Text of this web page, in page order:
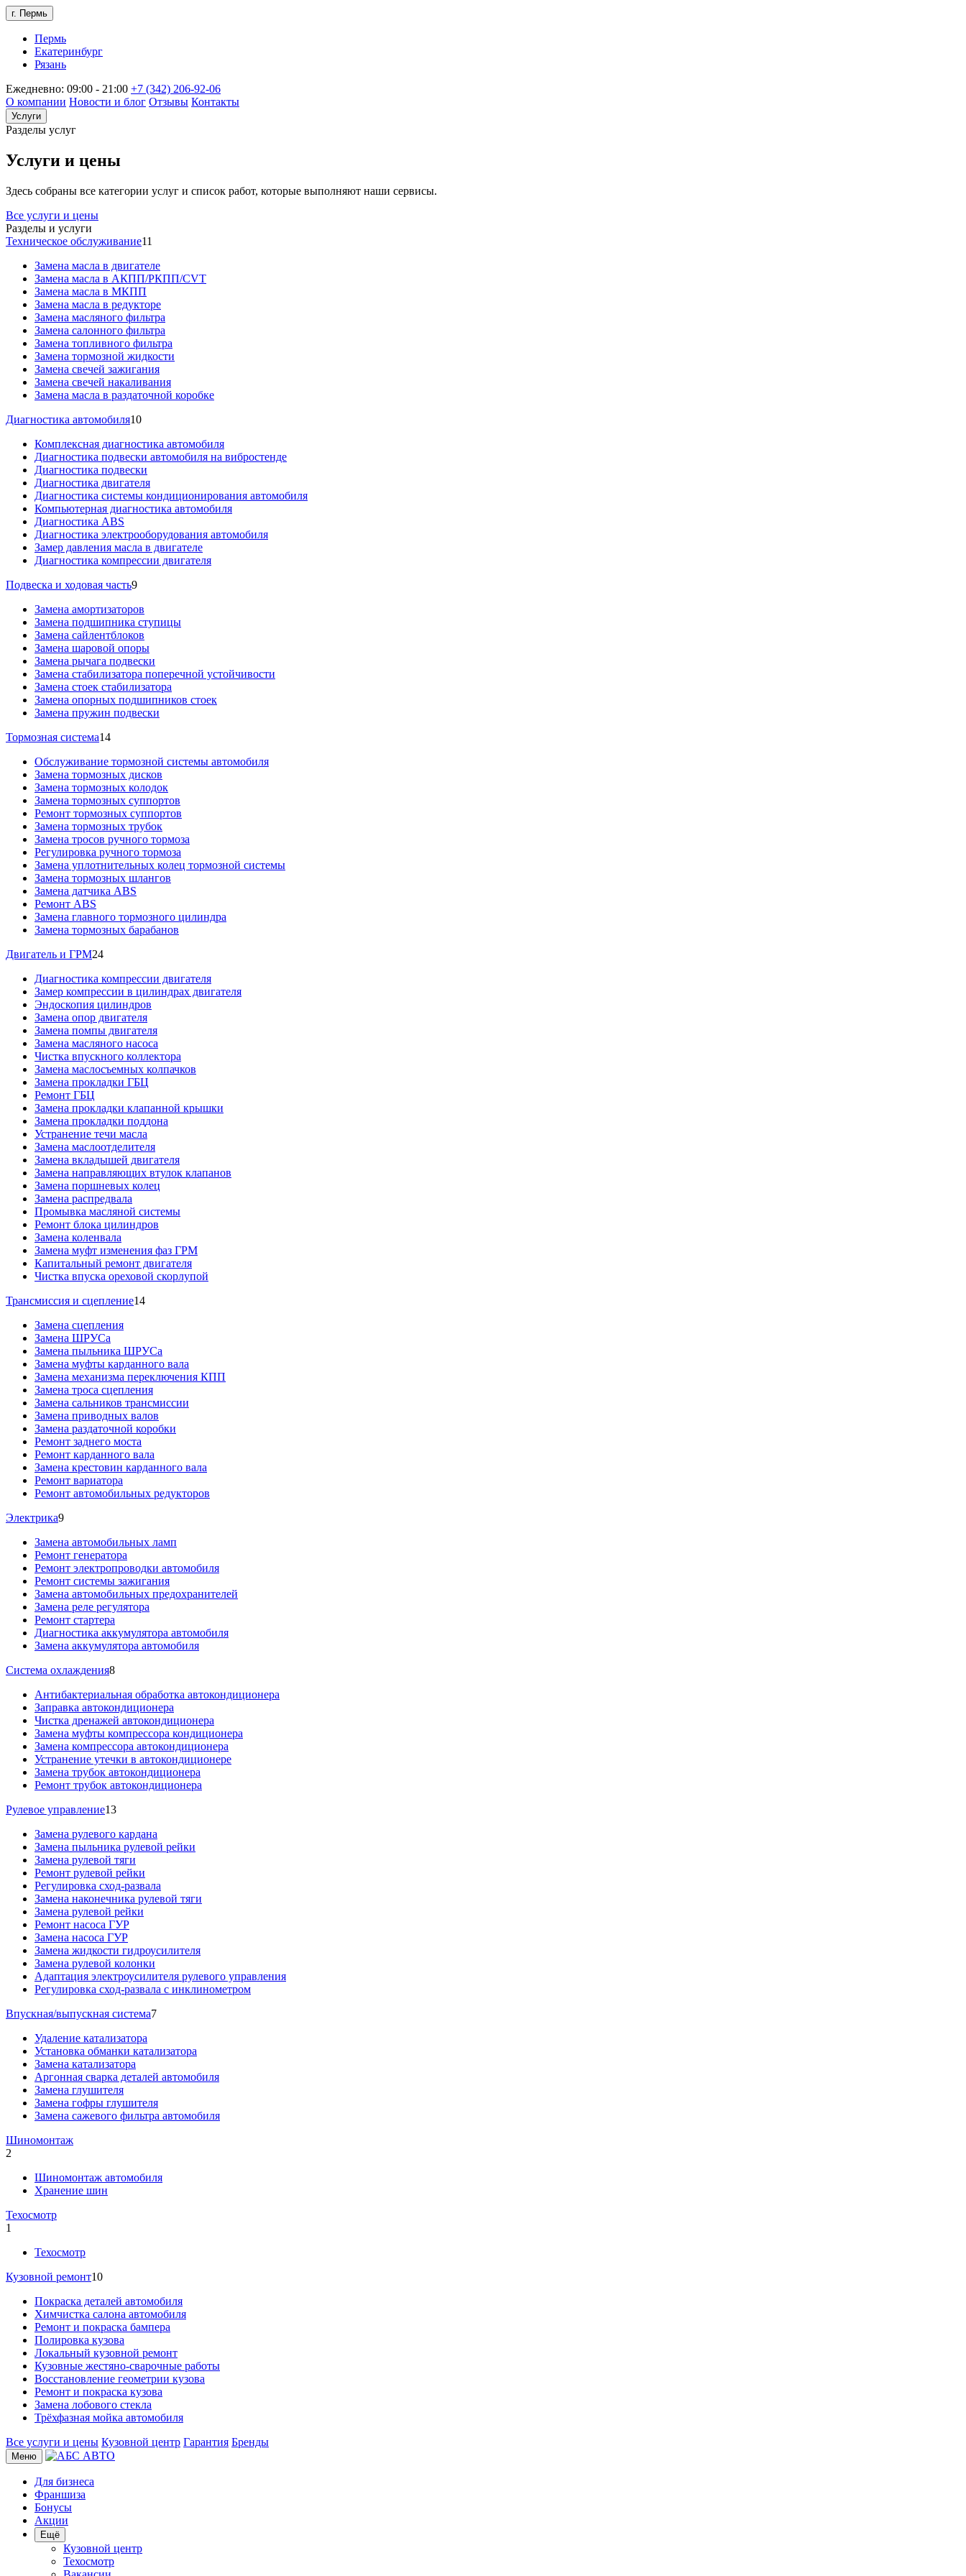
г. Пермь
Пермь
Екатеринбург
Рязань
Ежедневно: 09:00 - 21:00 +7 (342) 206-92-06
О компании Новости и блог Отзывы Контакты
Услуги
Разделы услуг
Услуги и цены
Здесь собраны все категории услуг и список работ, которые выполняют наши сервисы.
Все услуги и цены
Разделы и услуги
Техническое обслуживание11
Замена масла в двигателе
Замена масла в АКПП/РКПП/CVT
Замена масла в МКПП
Замена масла в редукторе
Замена масляного фильтра
Замена салонного фильтра
Замена топливного фильтра
Замена тормозной жидкости
Замена свечей зажигания
Замена свечей накаливания
Замена масла в раздаточной коробке
Диагностика автомобиля10
Комплексная диагностика автомобиля
Диагностика подвески автомобиля на вибростенде
Диагностика подвески
Диагностика двигателя
Диагностика системы кондиционирования автомобиля
Компьютерная диагностика автомобиля
Диагностика ABS
Диагностика электрооборудования автомобиля
Замер давления масла в двигателе
Диагностика компрессии двигателя
Подвеска и ходовая часть9
Замена амортизаторов
Замена подшипника ступицы
Замена сайлентблоков
Замена шаровой опоры
Замена рычага подвески
Замена стабилизатора поперечной устойчивости
Замена стоек стабилизатора
Замена опорных подшипников стоек
Замена пружин подвески
Тормозная система14
Обслуживание тормозной системы автомобиля
Замена тормозных дисков
Замена тормозных колодок
Замена тормозных суппортов
Ремонт тормозных суппортов
Замена тормозных трубок
Замена тросов ручного тормоза
Регулировка ручного тормоза
Замена уплотнительных колец тормозной системы
Замена тормозных шлангов
Замена датчика ABS
Ремонт ABS
Замена главного тормозного цилиндра
Замена тормозных барабанов
Двигатель и ГРМ24
Диагностика компрессии двигателя
Замер компрессии в цилиндрах двигателя
Эндоскопия цилиндров
Замена опор двигателя
Замена помпы двигателя
Замена масляного насоса
Чистка впускного коллектора
Замена маслосъемных колпачков
Замена прокладки ГБЦ
Ремонт ГБЦ
Замена прокладки клапанной крышки
Замена прокладки поддона
Устранение течи масла
Замена маслоотделителя
Замена вкладышей двигателя
Замена направляющих втулок клапанов
Замена поршневых колец
Замена распредвала
Промывка масляной системы
Ремонт блока цилиндров
Замена коленвала
Замена муфт изменения фаз ГРМ
Капитальный ремонт двигателя
Чистка впуска ореховой скорлупой
Трансмиссия и сцепление14
Замена сцепления
Замена ШРУСа
Замена пыльника ШРУСа
Замена муфты карданного вала
Замена механизма переключения КПП
Замена троса сцепления
Замена сальников трансмиссии
Замена приводных валов
Замена раздаточной коробки
Ремонт заднего моста
Ремонт карданного вала
Замена крестовин карданного вала
Ремонт вариатора
Ремонт автомобильных редукторов
Электрика9
Замена автомобильных ламп
Ремонт генератора
Ремонт электропроводки автомобиля
Ремонт системы зажигания
Замена автомобильных предохранителей
Замена реле регулятора
Ремонт стартера
Диагностика аккумулятора автомобиля
Замена аккумулятора автомобиля
Система охлаждения8
Антибактериальная обработка автокондиционера
Заправка автокондиционера
Чистка дренажей автокондиционера
Замена муфты компрессора кондиционера
Замена компрессора автокондиционера
Устранение утечки в автокондиционере
Замена трубок автокондиционера
Ремонт трубок автокондиционера
Рулевое управление13
Замена рулевого кардана
Замена пыльника рулевой рейки
Замена рулевой тяги
Ремонт рулевой рейки
Регулировка сход-развала
Замена наконечника рулевой тяги
Замена рулевой рейки
Ремонт насоса ГУР
Замена насоса ГУР
Замена жидкости гидроусилителя
Замена рулевой колонки
Адаптация электроусилителя рулевого управления
Регулировка сход-развала с инклинометром
Впускная/выпускная система7
Удаление катализатора
Установка обманки катализатора
Замена катализатора
Аргонная сварка деталей автомобиля
Замена глушителя
Замена гофры глушителя
Замена сажевого фильтра автомобиля
Шиномонтаж
2
Шиномонтаж автомобиля
Хранение шин
Техосмотр
1
Техосмотр
Кузовной ремонт10
Покраска деталей автомобиля
Химчистка салона автомобиля
Ремонт и покраска бампера
Полировка кузова
Локальный кузовной ремонт
Кузовные жестяно-сварочные работы
Восстановление геометрии кузова
Ремонт и покраска кузова
Замена лобового стекла
Трёхфазная мойка автомобиля
Все услуги и цены Кузовной центр Гарантия Бренды
Меню
Для бизнеса
Франшиза
Бонусы
Акции
Ещё
Кузовной центр
Техосмотр